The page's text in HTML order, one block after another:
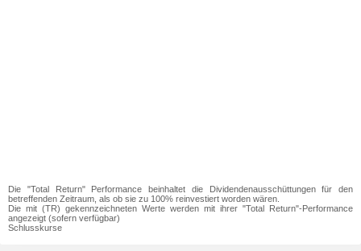
Die "Total Return" Performance beinhaltet die Dividendenausschüttungen für den
betreffenden Zeitraum, als ob sie zu 100% reinvestiert worden wären.
Die mit (TR) gekennzeichneten Werte werden mit ihrer "Total Return"-Performance
angezeigt (sofern verfügbar)
Schlusskurse